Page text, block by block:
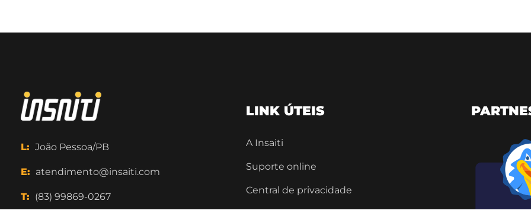
L: João Pessoa/PB
E: atendimento@insaiti.com
T: (83) 99869-0267
LINK ÚTEIS
A Insaiti
Suporte online
Central de privacidade